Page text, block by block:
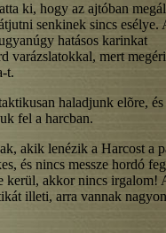
ki, hogy az ajtóban
senkinek sincs esélye.
hatásos karinkat
varázslatokkal, mert
t.
haladjunk elõre,
fel a harcban.
akik lenézik a Harcost a
és nincs messze hordó
kerül, akkor nincs irgalom!
illeti, arra vannak